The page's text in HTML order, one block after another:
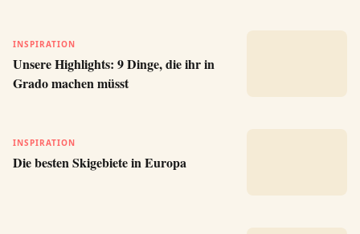
INSPIRATION
Unsere Highlights: 9 Dinge, die ihr in
Grado machen müsst
INSPIRATION
Die besten Skigebiete in Europa